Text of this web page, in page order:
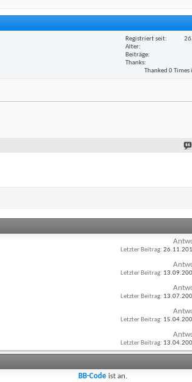
Registriert seit
Alter
Beiträge
Thanks
Thanked 0 Times
Letzter Beitrag:
Letzter Beitrag:
Letzter Beitrag:
Letzter Beitrag:
Letzter Beitrag:
BB-Code istan.